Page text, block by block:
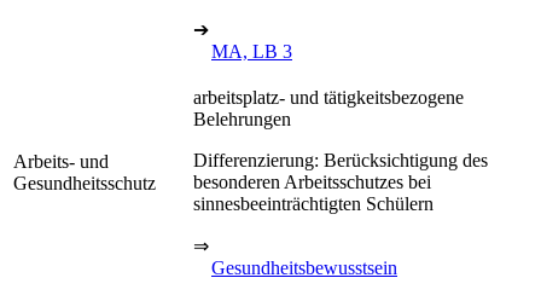
➔
MA, LB 3
Arbeits- und
Gesundheitsschutz
arbeitsplatz- und tätigkeitsbezogene
Belehrungen
Differenzierung: Berücksichtigung des
besonderen Arbeitsschutzes bei
sinnesbeeinträchtigten Schülern
⇒
Gesundheitsbewusstsein